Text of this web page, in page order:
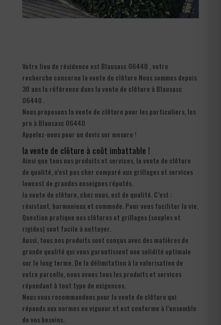
Votre lieu de résidence est Blausasc 06440 , votre
recherche concerne la vente de clôture Nous sommes depuis
30 ans la référence dans la vente de clôture à Blausasc
06440 .
Nous proposons la vente de clôture pour les particuliers, les
pro à Blausasc 06440
Appelez-nous pour un devis sur mesure !
la vente de clôture à coût imbattable !
Ainsi que tous nos produits et services, la vente de clôture
de qualité, n’est pas cher comparé aux grillages et services
lowcost de grandes enseignes réputés.
la vente de clôture, chez nous, est de qualité. C’est :
résistant, harmonieux et commode. Pour vous faciliter la vie,
Question pratique nos clôtures et grillages (souples et
rigides) sont facile à nettoyer.
Aussi, tous nos produits sont conçus avec des matières de
grande qualité qui vous garantissent une solidité optimale
sur le long terme. De la délimitation à la valorisation de
votre parcelle, nous avons tous les produits et services
répondant à tout type de exigences.
Nous vous recommandons pour la vente de clôture qui
réponds aux normes en vigueur et est conforme à l’ensemble
de vos besoins.